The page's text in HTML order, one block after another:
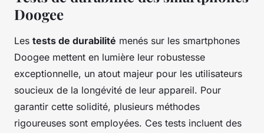
Doogee
Les tests de durabilité menés sur les smartphones
Doogee mettent en lumière leur robustesse
exceptionnelle, un atout majeur pour les utilisateurs
soucieux de la longévité de leur appareil. Pour
garantir cette solidité, plusieurs méthodes
rigoureuses sont employées. Ces tests incluent des